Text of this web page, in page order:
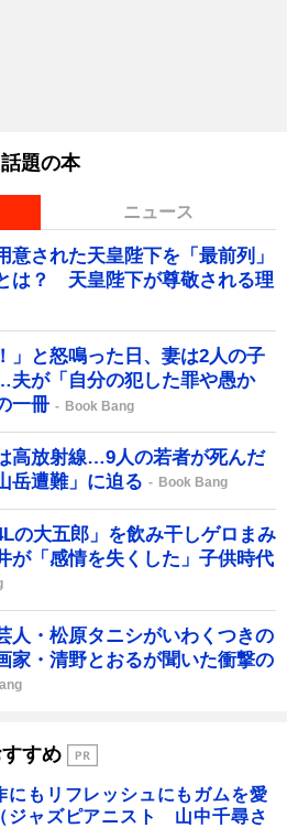
話題の本
ニュース
意された天皇陛下を「最前列」
は？ 天皇陛下が尊敬される理
」と怒鳴った日、妻は2人の子
夫が「自分の犯した罪や愚か
一冊
Book Bang
高放射線…9人の若者が死んだ
岳遭難」に迫る
Book Bang
の大五郎」を飲み干しゲロまみ
「感情を失くした」子供時代
人・松原タニシがいわくつきの
・清野とおるが聞いた衝撃の
すめ
にもリフレッシュにもガムを愛
ジャズピアニスト 山中千尋さ